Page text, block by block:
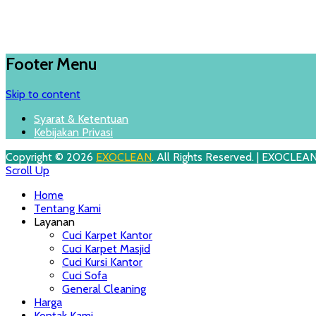
Footer Menu
Skip to content
Syarat & Ketentuan
Kebijakan Privasi
Copyright © 2026 EXOCLEAN. All Rights Reserved. |
Scroll Up
Home
Tentang Kami
Layanan
Cuci Karpet Kantor
Cuci Karpet Masjid
Cuci Kursi Kantor
Cuci Sofa
General Cleaning
Harga